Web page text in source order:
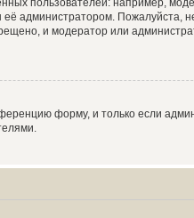
пользователей: например,
администратором. Пожалуйста,
и модератор или
форму, и только если